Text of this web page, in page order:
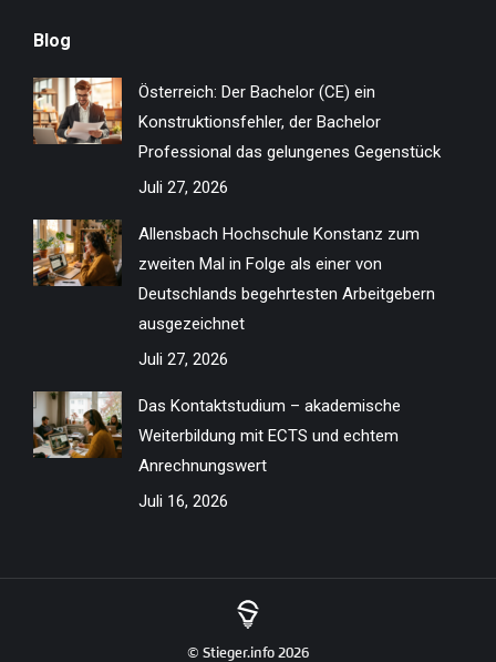
opens
in
new
window
in
new
window
in
new
window
new
window
new
window
new
window
new
window
new
window
Blog
Österreich: Der Bachelor (CE) ein
Konstruktionsfehler, der Bachelor
Professional das gelungenes Gegenstück
Juli 27, 2026
Allensbach Hochschule Konstanz zum
zweiten Mal in Folge als einer von
Deutschlands begehrtesten Arbeitgebern
ausgezeichnet
Juli 27, 2026
Das Kontaktstudium – akademische
Weiterbildung mit ECTS und echtem
Anrechnungswert
Juli 16, 2026
© Stieger.info 2026